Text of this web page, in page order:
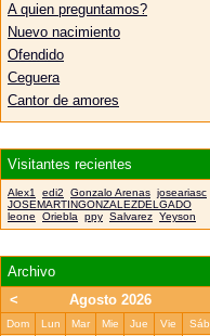
A quien preguntamos?
Nuevo nacimiento
Ofendido
Ceguera
Cantor de amores
Visitantes recientes
Alex1 edi2 Gonzalo Arenas joseariasc
JOSEMARTINGONZALEZDELGADO
leone
Oriebla ppy Salvarez Yeyson
Archivo
<
Agosto 2026
Dom Lun Mar Mie Jue Vie
Sáb